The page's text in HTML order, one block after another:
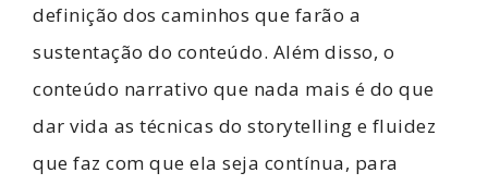
definição dos caminhos que farão a
sustentação do conteúdo. Além disso, o
conteúdo narrativo que nada mais é do que
dar vida as técnicas do storytelling e fluidez
que faz com que ela seja contínua, para